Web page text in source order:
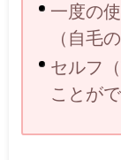
一度の
（自毛
セルフ
ことが